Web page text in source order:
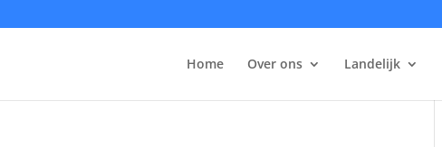
Home Over ons Landelijk